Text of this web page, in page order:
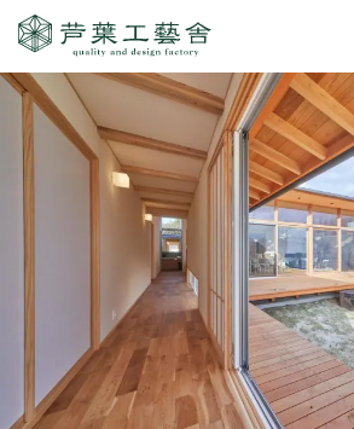
作品集
- すべて
- 一般住宅
- 店舗・オフィス
- リノベーション
事業案内
- 店舗・オフィス
- リノベーション
ご見学
- すべて
- コンセプトハウス6
- コンセプトハウス5
・私
・お
・イベ
・手
・お